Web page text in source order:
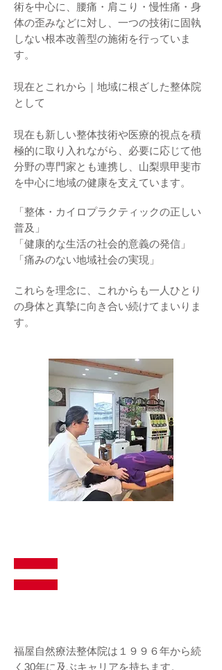
術を中心に、腰痛・肩こり・慢性痛・身
体の歪みなどに対し、一つの技術に固執
しない根本改善型の施術を行っていま
す。
現在とこれから｜地域に根ざした整体院
として
現在も新しい整体技術や医療的視点を積
極的に取り入れながら、必要に応じて他
分野の専門家とも連携し、山梨県甲斐市
を中心に地域の健康を支えています。
「整体・カイロプラクティックの正しい
普及」
「健康的な生活の社会的意義の発信」
「痛みのない地域社会の実現」
これらを理念に、これからも一人ひとり
の身体と真摯に向き合い続けてまいりま
す。
福屋自然療法整体院は１９９６年から続
く30年に及ぶキャリアを持ちます。